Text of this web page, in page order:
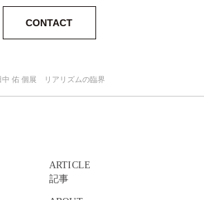
CONTACT
中 佑 個展 リアリズムの臨界
ARTICLE
記事